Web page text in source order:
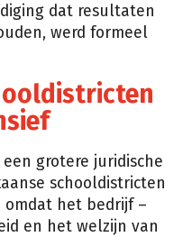
dat resultaten
werd formeel
grotere juridische
schooldistricten
omdat het bedrijf –
en het welzijn van